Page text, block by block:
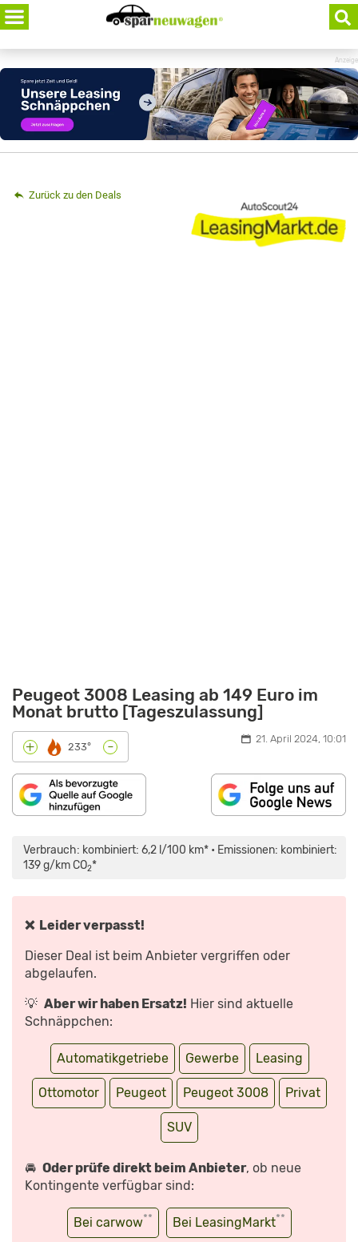
Skip
to
content
Anzeige
Zurück zu den Deals
Peugeot 3008 Leasing ab 149 Euro im
Monat brutto [Tageszulassung]
+ 233° - 21. April 2024, 10:01
Verbrauch: kombiniert: 6,2 l/100 km* • Emissionen: kombiniert:
139 g/km CO2*
❌ Leider verpasst!
Dieser Deal ist beim Anbieter vergriffen oder
abgelaufen.
💡 Aber wir haben Ersatz! Hier sind aktuelle
Schnäppchen:
Automatikgetriebe Gewerbe Leasing
Ottomotor Peugeot Peugeot 3008 Privat
SUV
🚘 Oder prüfe direkt beim Anbieter, ob neue
Kontingente verfügbar sind:
Bei carwow** Bei LeasingMarkt**
(FACELIFT
2020):
DER
HÜBSCHERE
AUTO
UND
SPORT“
VON
YOUTUBE